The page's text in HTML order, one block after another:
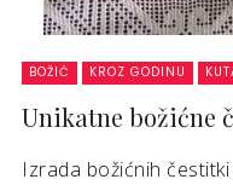
BOŽIĆ KROZ GODINU
Unikatne božićne
Izrada božićnih